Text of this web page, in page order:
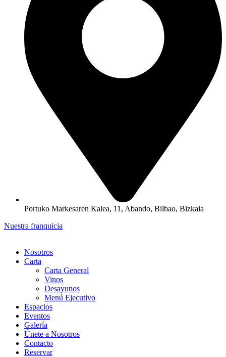
Portuko Markesaren Kalea, 11, Abando, Bilbao, Bizkaia
Nuestra franquicia
Nosotros
Carta
Carta General
Vinos
Desayunos
Menú Ejecutivo
Espacios
Eventos
Galería
Únete a Nosotros
Contacto
Reservar